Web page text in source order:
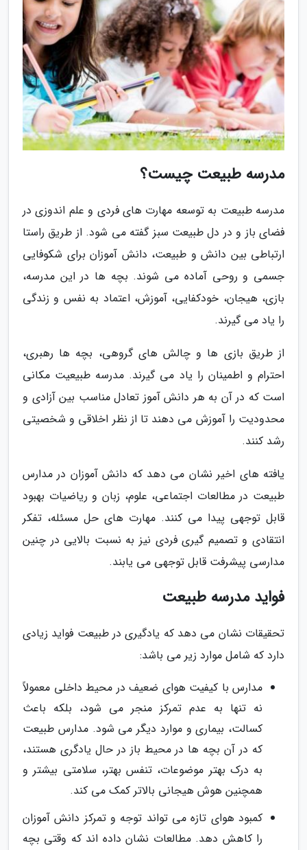
مدرسه طبیعت چیست؟
مدرسه طبیعت به توسعه مهارت های فردی و علم اندوزی در
فضای باز و در دل طبیعت سبز گفته می شود. از طریق راستا
ارتباطی بین دانش و طبیعت، دانش آموزان برای شکوفایی
جسمی و روحی آماده می شوند. بچه ها در این مدرسه،
بازی، هیجان، خودکفایی، آموزش، اعتماد به نفس و زندگی
را یاد می گیرند.
از طریق بازی ها و چالش های گروهی، بچه ها رهبری،
احترام و اطمینان را یاد می گیرند. مدرسه طبیعیت مکانی
است که در آن به هر دانش آموز تعادل مناسب بین آزادی و
محدودیت را آموزش می دهند تا از نظر اخلاقی و شخصیتی
رشد کنند.
یافته های اخیر نشان می دهد که دانش آموزان در مدارس
طبیعت در مطالعات اجتماعی، علوم، زبان و ریاضیات بهبود
قابل توجهی پیدا می کنند. مهارت های حل مسئله، تفکر
انتقادی و تصمیم گیری فردی نیز به نسبت بالایی در چنین
مدارسی پیشرفت قابل توجهی می یابند.
فواید مدرسه طبیعت
تحقیقات نشان می دهد که یادگیری در طبیعت فواید زیادی
دارد که شامل موارد زیر می باشد:
مدارس با کیفیت هوای ضعیف در محیط داخلی معمولاً
نه تنها به عدم تمرکز منجر می شود، بلکه باعث
کسالت، بیماری و موارد دیگر می شود. مدارس طبیعت
که در آن بچه ها در محیط باز در حال یادگری هستند،
به درک بهتر موضوعات، تنفس بهتر، سلامتی بیشتر و
همچنین هوش هیجانی بالاتر کمک می کند.
کمبود هوای تازه می تواند توجه و تمرکز دانش آموزان
را کاهش دهد. مطالعات نشان داده اند که وقتی بچه